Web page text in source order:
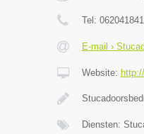
Tel:
E-mail ›
Website:
Diensten: